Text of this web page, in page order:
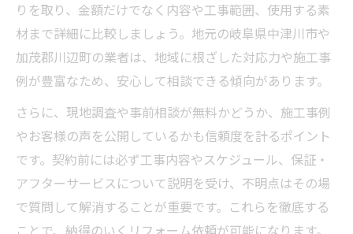
りを取り、金額だけでなく内容や工事範囲、使用する素
材まで詳細に比較しましょう。地元の岐阜県中津川市や
加茂郡川辺町の業者は、地域に根ざした対応力や施工事
例が豊富なため、安心して相談できる傾向があります。
さらに、現地調査や事前相談が無料かどうか、施工事例
やお客様の声を公開しているかも信頼度を計るポイント
です。契約前には必ず工事内容やスケジュール、保証・
アフターサービスについて説明を受け、不明点はその場
で質問して解消することが重要です。これらを徹底する